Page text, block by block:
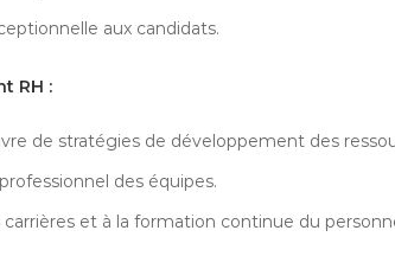
aux candidats.
RH :
de stratégies de développement des
des équipes.
et à la formation continue du